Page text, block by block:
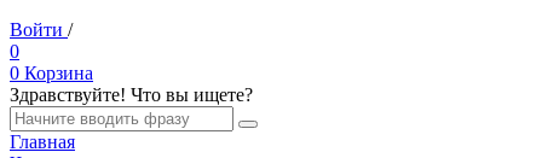
Войти /
0
0 Корзина
Здравствуйте! Что вы ищете?
Главная